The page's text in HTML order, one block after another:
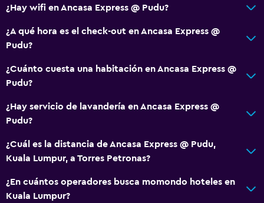
¿Hay wifi en Ancasa Express @ Pudu?
¿A qué hora es el check-out en Ancasa Express @
Pudu?
¿Cuánto cuesta una habitación en Ancasa Express @
Pudu?
¿Hay servicio de lavandería en Ancasa Express @
Pudu?
¿Cuál es la distancia de Ancasa Express @ Pudu,
Kuala Lumpur, a Torres Petronas?
¿En cuántos operadores busca momondo hoteles en
Kuala Lumpur?